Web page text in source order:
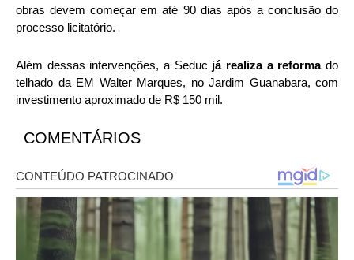
obras devem começar em até 90 dias após a conclusão do
processo licitatório.
Além dessas intervenções, a Seduc já realiza a reformado
telhado da EM Walter Marques, no Jardim Guanabara, com
investimento aproximado de R$ 150 mil.
COMENTÁRIOS